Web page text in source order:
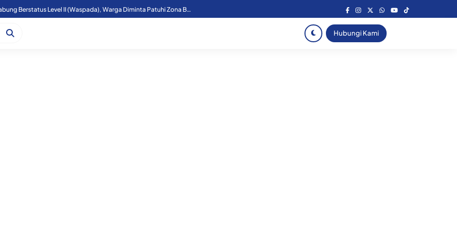
Aktivitas Gunung Sinabung Berstatus Level II (Waspada), Warga Diminta Patuhi Zona Bahaya
Hubungi Kami